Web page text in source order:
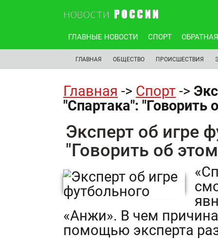
ГЛАВНЫЕ НОВОСТИ СПОРТ
ГЛАВНАЯ ОБЩЕСТВО ПРОИСШЕСТВИЯ
Главная -> Спорт ->
"Спартака": "Говорить
Эксперт об игре
"Говорить об
«Анжи». В чем
помощью эксперта